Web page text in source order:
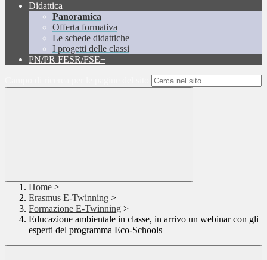
Didattica
Panoramica
Offerta formativa
Le schede didattiche
I progetti delle classi
PN/PR FESR/FSE+
Home >
Erasmus E-Twinning >
Formazione E-Twinning >
Educazione ambientale in classe, in arrivo un webinar con gli
esperti del programma Eco-Schools